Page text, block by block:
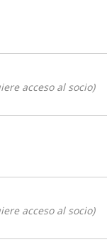
acceso al socio)
acceso al socio)